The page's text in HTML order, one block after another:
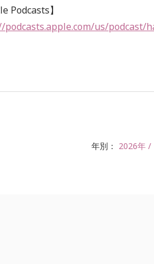
Podcasts】
podcasts.apple.com/us/
年別： 2026年